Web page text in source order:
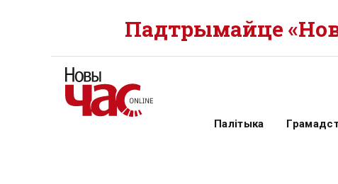
Падтрымайце
Палітыка